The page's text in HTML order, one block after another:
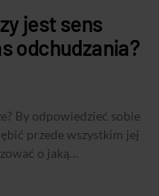
jest sens
odchudzania?
By odpowiedzieć sobie
przede wszystkim jej
o jaką…